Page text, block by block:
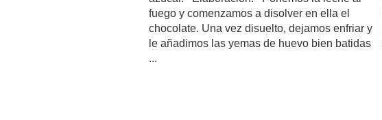
fuego y comenzamos a disolver en ella el
chocolate. Una vez disuelto, dejamos enfriar y
le añadimos las yemas de huevo bien batidas
...